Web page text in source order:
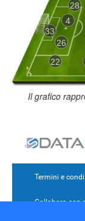
33
22
26
4
28
Il grafico
Termini e
Collabora con